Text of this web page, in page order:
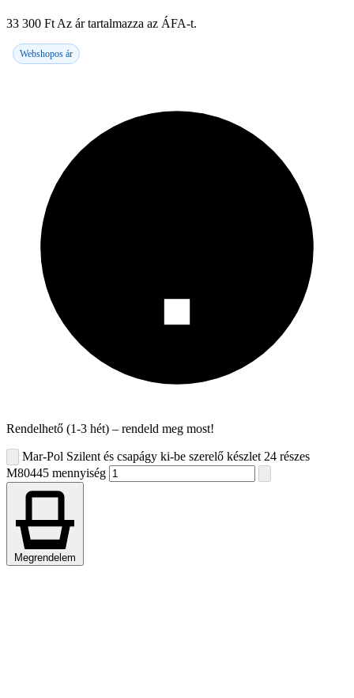
33 300 Ft Az ár tartalmazza az ÁFA-t.
Webshopos ár
Rendelhető (1-3 hét) – rendeld meg most!
Mar-Pol Szilent és csapágy ki-be szerelő készlet 24 részes
M80445 mennyiség
Megrendelem